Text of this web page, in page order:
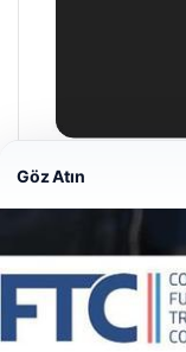
Prenses Night
Web sitemizi nasıl
deneyiminizi
Göz Atın